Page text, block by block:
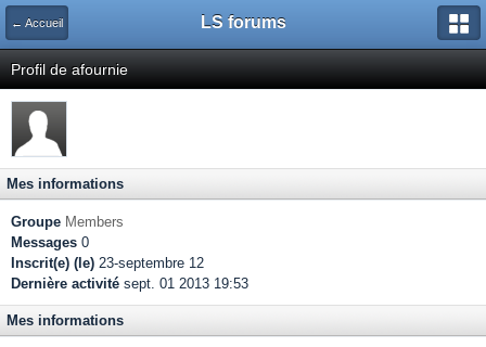
← Accueil LS forums
Profil de afournie
Mes informations
Groupe Members
Messages 0
Inscrit(e) (le) 23-septembre 12
Dernière activité sept. 01 2013 19:53
Mes informations